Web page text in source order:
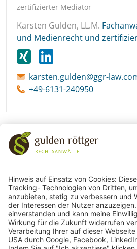
zertifizierter Mediator
Karsten Gulden, LL.M.
und Medienrecht und
karsten.gulden@ggr-
+49-6131-240950
gulden